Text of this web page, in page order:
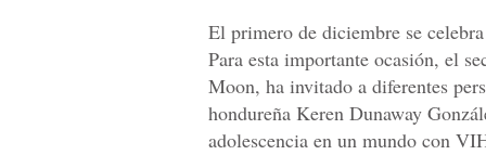
El primero de diciembre se
Para esta importante ocasión, el
Moon, ha invitado a diferentes
hondureña Keren Dunaway
adolescencia en un mundo con